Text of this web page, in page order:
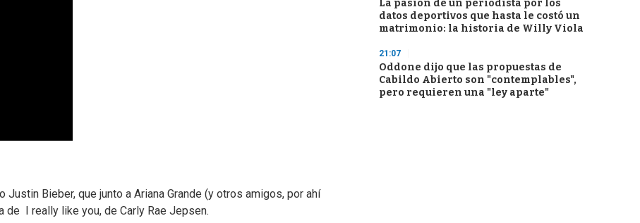
Bieber, que junto a Ariana Grande (y otros amigos, por ahí
de I really like you, de Carly Rae Jepsen.
La pasión de un periodista por los
datos deportivos que hasta le costó un
matrimonio: la historia de Willy Viola
21:07
Oddone dijo que las propuestas de
Cabildo Abierto son "contemplables",
pero requieren una "ley aparte"